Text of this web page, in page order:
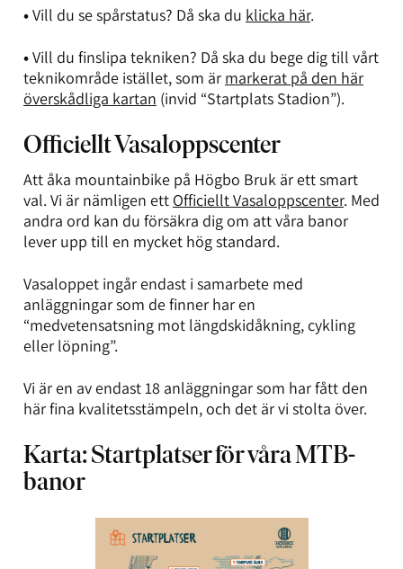
•Vill du se spårstatus? Då ska du klicka här.
•Vill du finslipa tekniken? Då ska du bege dig till vårt
teknikområde istället, som är markerat på den här
överskådliga kartan (invid “Startplats Stadion”).
Officiellt Vasaloppscenter
Att åka mountainbike på Högbo Bruk är ett smart
val. Vi är nämligen ett Officiellt Vasaloppscenter. Med
andra ord kan du försäkra dig om att våra banor
lever upp till en mycket hög standard.
Vasaloppet ingår endast i samarbete med
anläggningar som de finner har en
“medvetensatsning mot längdskidåkning, cykling
eller löpning”.
Vi är en av endast 18 anläggningar som har fått den
här fina kvalitetsstämpeln, och det är vi stolta över.
Karta: Startplatser för våra MTB-
banor